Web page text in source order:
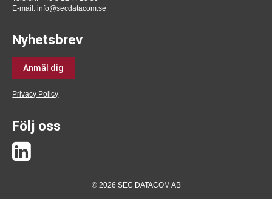
E-mail:info@secdatacom.se
Nyhetsbrev
Anmäl dig
Privacy Policy
Följ oss
© 2026 SEC DATACOM AB